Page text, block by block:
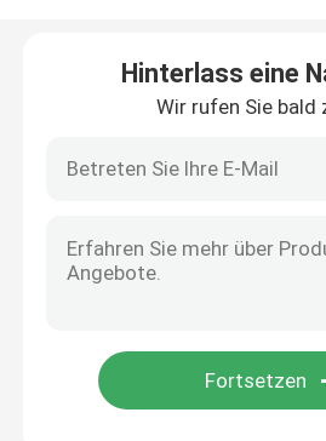
Hinterlass eine
Wir rufen Sie bald